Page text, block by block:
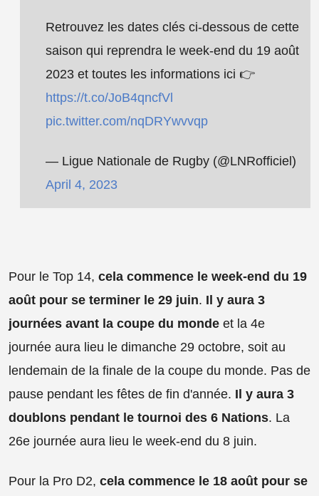
Retrouvez les dates clés ci-dessous de cette
saison qui reprendra le week-end du 19 août
2023 et toutes les informations ici 👉
https://t.co/JoB4qncfVl
pic.twitter.com/nqDRYwvvqp
— Ligue Nationale de Rugby (@LNRofficiel)
April 4, 2023
Pour le Top 14, cela commence le week-end du 19
août pour se terminer le 29 juin. Il y aura 3
journées avant la coupe du monde et la 4e
journée aura lieu le dimanche 29 octobre, soit au
lendemain de la finale de la coupe du monde. Pas de
pause pendant les fêtes de fin d'année. Il y aura 3
doublons pendant le tournoi des 6 Nations. La
26e journée aura lieu le week-end du 8 juin.
Pour la Pro D2, cela commence le 18 août pour se